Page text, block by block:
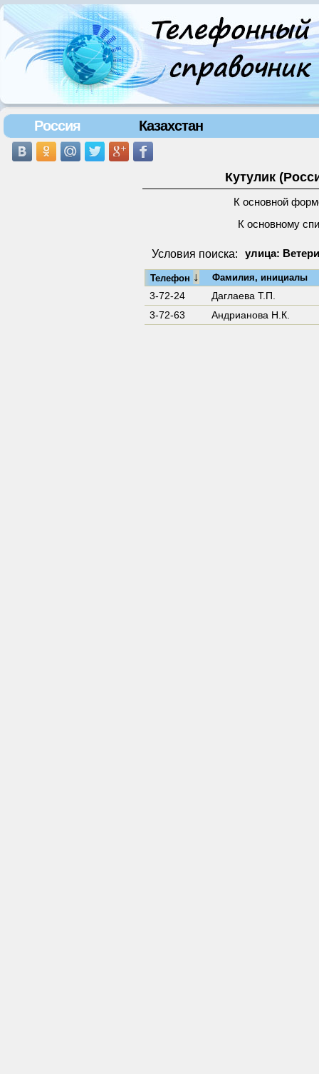
Россия Казахстан
Кутулик
К основной
К основному
Условия поиска: улица:
Телефон ↓ Фамилия, инициалы
3-72-24
Даглаева Т.П.
3-72-63
Андрианова Н.К.